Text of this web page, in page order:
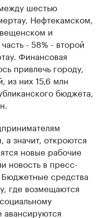
шестью
Нефтекамском,
и
- 58% - второй
Финансовая
привлечь городу,
из них 15,6 млн
бюджета,
а значит, откроются
новые рабочие
новость в пресс-
средства
где возмещаются
авансируются